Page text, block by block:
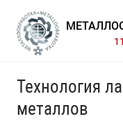
Технология
металлов